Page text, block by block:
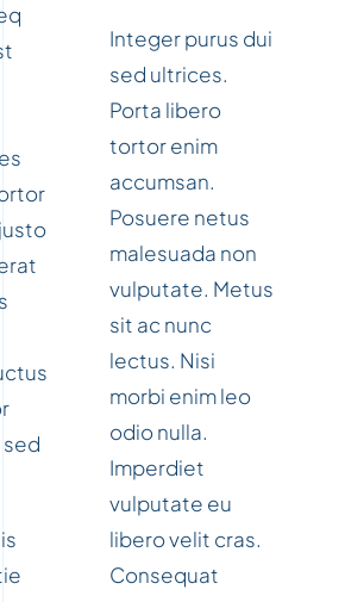
sed
Integer purus dui
sed ultrices.
Porta libero
tortor enim
accumsan.
Posuere netus
malesuada non
vulputate. Metus
sit ac nunc
lectus. Nisi
morbi enim leo
odio nulla.
Imperdiet
vulputate eu
libero velit cras.
Consequat